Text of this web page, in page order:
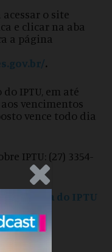
acessar o site
e clicar na aba
a página
.
IPTU, em até
vencimentos
vence todo dia
IPTU: (27) 3354-
página do IPTU